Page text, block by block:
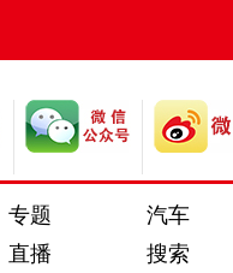
专题 汽车
直播 搜索